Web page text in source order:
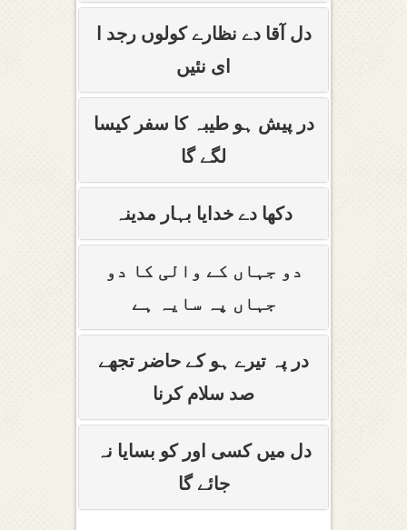
دل آقا دے نظارے کولوں رجد ا
ای نئیں
در پیش ہو طیبہ کا سفر کیسا
لگے گا
دکھا دے خدایا بہار مدینہ
دو جہاں کے والی کا دو
جہاں پہ سایہ ہے
در پہ تیرے ہو کے حاضر تجھے
صد سلام کرنا
دل میں کسی اور کو بسایا نہ
جائے گا